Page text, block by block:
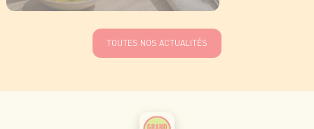
TOUTES NOS ACTUALITÉS